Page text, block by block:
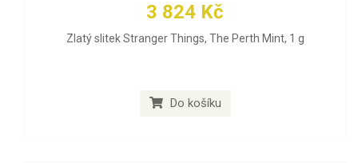
3 824 Kč
Zlatý slitek Stranger Things, The Perth Mint, 1 g
Do košíku